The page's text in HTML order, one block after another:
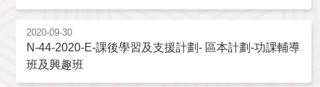
2020-09-30
N-44-2020-E-課後學習及支援計劃- 區本計劃-功課輔導
班及興趣班